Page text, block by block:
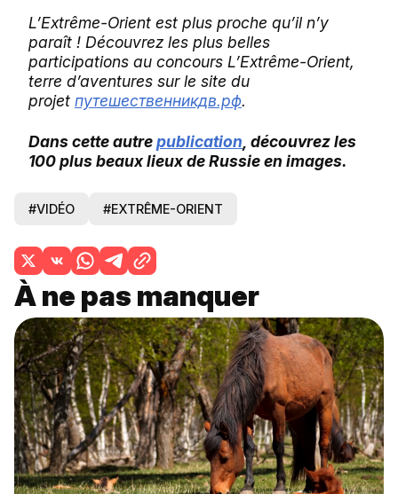
L’Extrême-Orient est plus proche qu’il n’y
paraît ! Découvrez les plus belles
participations au concours L’Extrême-Orient,
terre d’aventures sur le site du
projet путешественникдв.рф.
Dans cette autrepublication , découvrez les
100 plus beaux lieux de Russie en images.
#VIDÉO #EXTRÊME-ORIENT
À ne pas manquer